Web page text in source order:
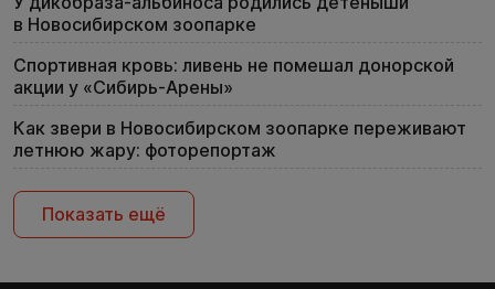
в Новосибирском зоопарке
Спортивная кровь: ливень не помешал донорской
акции у «Сибирь-Арены»
Как звери в Новосибирском зоопарке переживают
летнюю жару: фоторепортаж
Показать ещё